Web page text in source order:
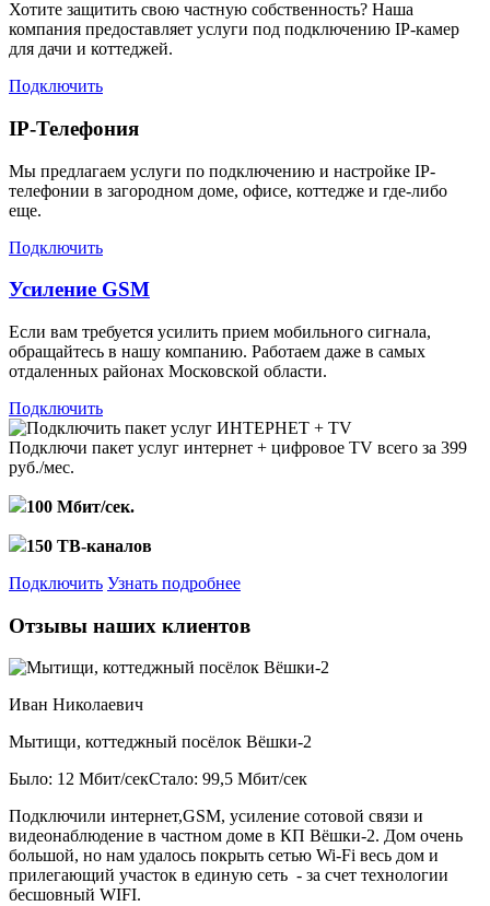
Хотите защитить свою частную собственность? Наша
компания предоставляет услуги под подключению IP-камер
для дачи и коттеджей.
Подключить
IP-Телефония
Мы предлагаем услуги по подключению и настройке IP-
телефонии в загородном доме, офисе, коттедже и где-либо
еще.
Подключить
Усиление GSM
Если вам требуется усилить прием мобильного сигнала,
обращайтесь в нашу компанию. Работаем даже в самых
отдаленных районах Московской области.
Подключить
Подключи пакет услуг интернет + цифровое TV всего за 399
руб./мес.
100 Мбит/сек.
150 ТВ-каналов
Подключить Узнать подробнее
Отзывы наших клиентов
Иван Николаевич
Мытищи, коттеджный посёлок Вёшки-2
Было: 12 Мбит/секСтало: 99,5 Мбит/сек
Подключили интернет,GSM, усиление сотовой связи и
видеонаблюдение в частном доме в КП Вёшки-2. Дом очень
большой, но нам удалось покрыть сетью Wi-Fi весь дом и
прилегающий участок в единую сеть - за счет технологии
бесшовный WIFI.